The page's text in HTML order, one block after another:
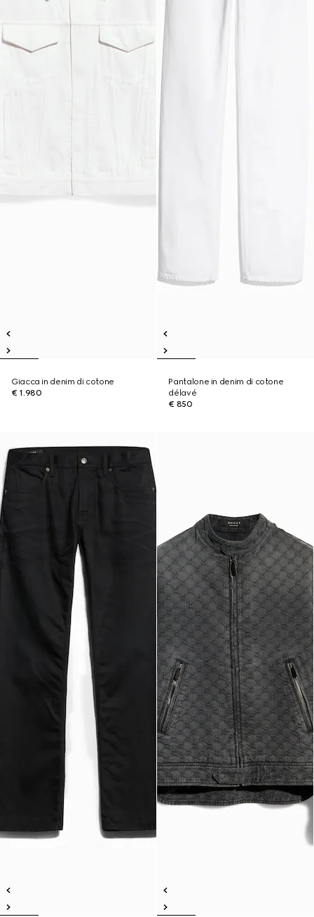
Giacca in denim di cotone
€ 1.980
Pantalone in denim di cotone
délavé
€ 850